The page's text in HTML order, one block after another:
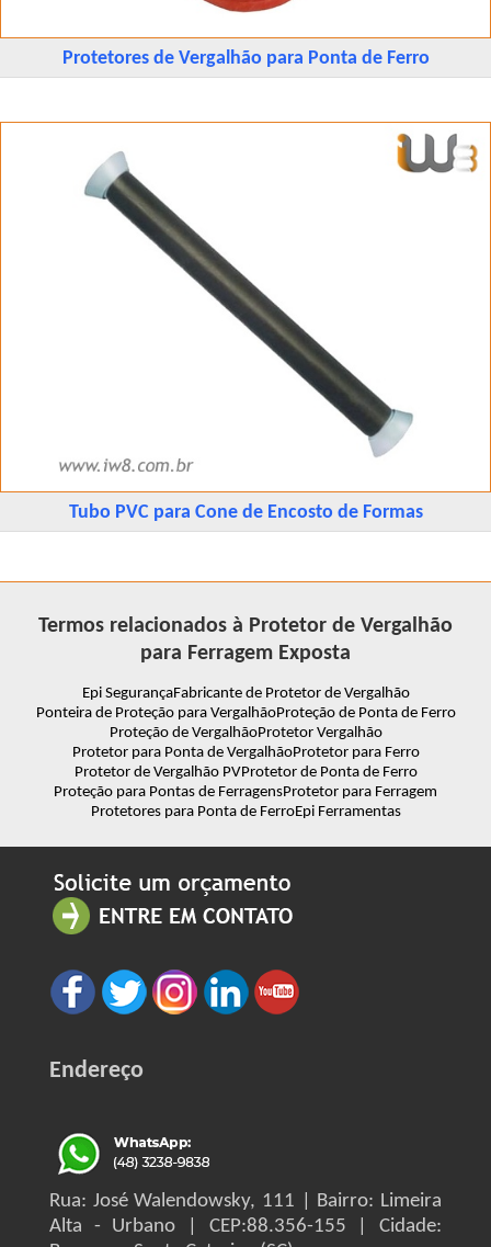
Protetores de Vergalhão para Ponta de Ferro
Tubo PVC para Cone de Encosto de Formas
Termos relacionados à Protetor de Vergalhão
para Ferragem Exposta
Epi SegurançaFabricante de Protetor de Vergalhão
Ponteira de Proteção para VergalhãoProteção de Ponta de Ferro
Proteção de VergalhãoProtetor Vergalhão
Protetor para Ponta de VergalhãoProtetor para Ferro
Protetor de Vergalhão PVProtetor de Ponta de Ferro
Proteção para Pontas de FerragensProtetor para Ferragem
Protetores para Ponta de FerroEpi Ferramentas
Endereço
Rua: José Walendowsky, 111 | Bairro: Limeira
Alta - Urbano | CEP:88.356-155 | Cidade: